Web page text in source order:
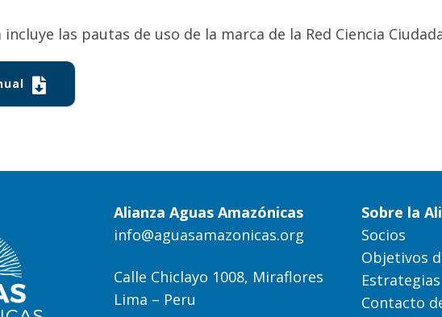
incluye las pautas de uso de la marca de la Red Ciencia
Alianza Aguas Amazónicas
info@aguasamazonicas.org
Calle Chiclayo 1008, Miraflores
Lima – Peru
Sobre la
Socios
Objetivos
Estrategias
Contacto